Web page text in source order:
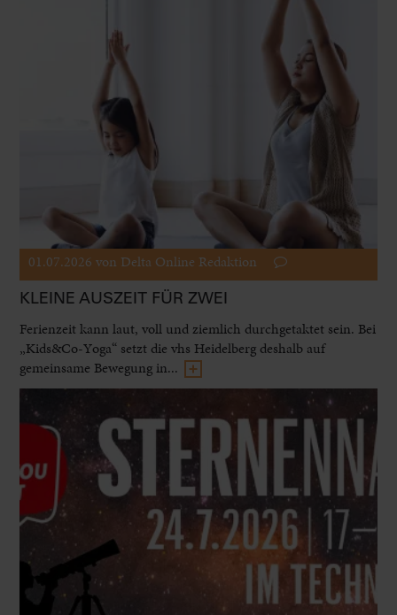
01.07.2026 von Delta Online Redaktion
KLEINE AUSZEIT FÜR ZWEI
Ferienzeit kann laut, voll und ziemlich durchgetaktet sein. Bei
„Kids&Co-Yoga“ setzt die vhs Heidelberg deshalb auf
gemeinsame Bewegung in...